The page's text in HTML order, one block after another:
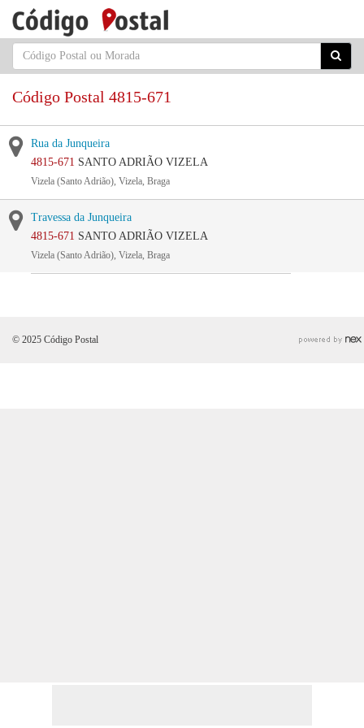
Código Postal 4815-671
Rua da Junqueira
4815-671 SANTO ADRIÃO VIZELA
Vizela (Santo Adrião), Vizela, Braga
Travessa da Junqueira
4815-671 SANTO ADRIÃO VIZELA
Vizela (Santo Adrião), Vizela, Braga
© 2025 Código Postal